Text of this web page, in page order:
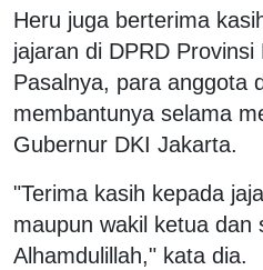
Heru juga berterima
jajaran di DPRD Provinsi
Pasalnya, para anggota
membantunya selama
Gubernur DKI Jakarta.
"Terima kasih kepada
maupun wakil ketua dan
Alhamdulillah," kata dia.